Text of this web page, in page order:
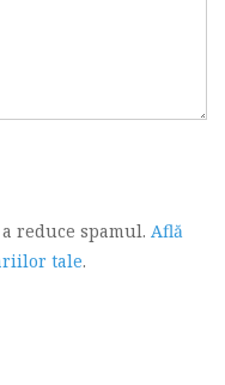
reduce spamul. Află
tale.